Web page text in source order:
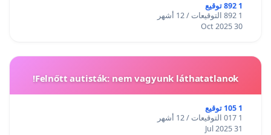
1 892 توقيع
1 892 التوقيعات / 12 أشهر
30 Oct 2025
Felnőtt autisták: nem vagyunk láthatatlanok!
1 105 توقيع
1 017 التوقيعات / 12 أشهر
31 Jul 2025